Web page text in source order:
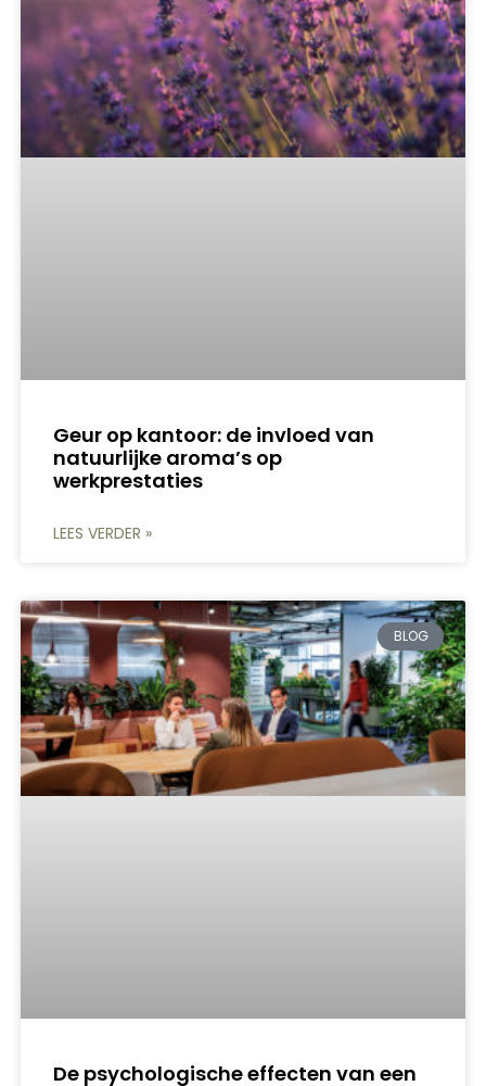
Geur op kantoor: de invloed van
natuurlijke aroma’s op
werkprestaties
LEES VERDER »
BLOG
De psychologische effecten van een